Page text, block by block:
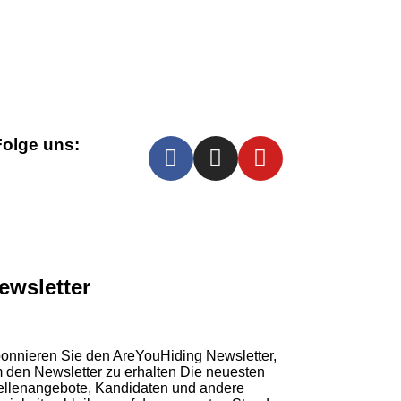
uns:
Sie den AreYouHiding Newsletter,
den Newsletter zu erhalten Die neuesten
Kandidaten und andere